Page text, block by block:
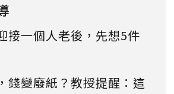
接一個人老後，先想5件
錢變廢紙？教授提醒：這